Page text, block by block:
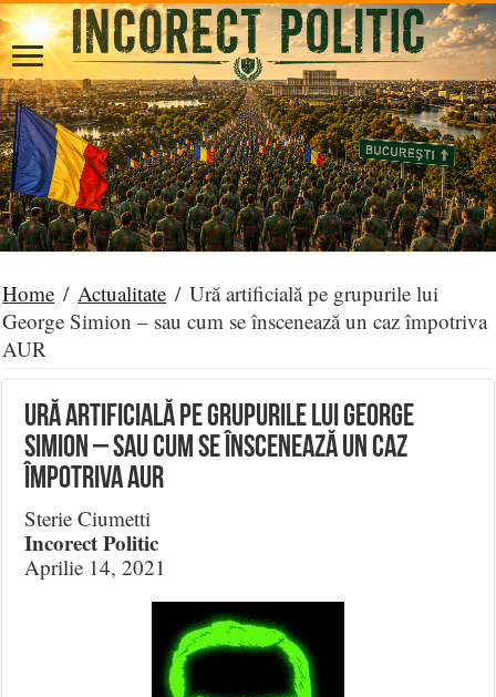
Home / Actualitate / Ură artificială pe grupurile lui
George Simion – sau cum se înscenează un caz împotriva
AUR
Ură artificială pe grupurile lui George
Simion – sau cum se înscenează un caz
împotriva AUR
Sterie Ciumetti
Incorect Politic
Aprilie 14, 2021